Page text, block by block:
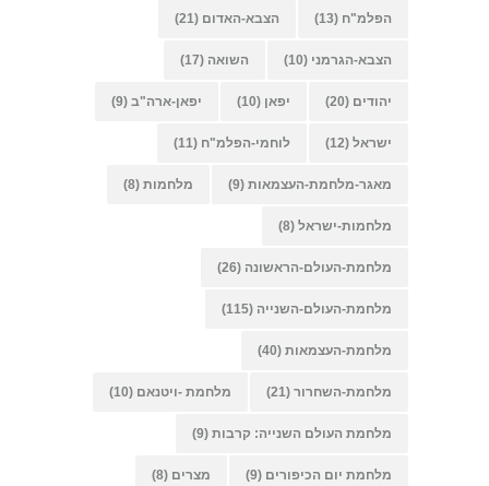
הפלמ"ח (13) הצבא-האדום (21)
הצבא-הגרמני (10) השואה (17)
יהודים (20) יפאן (10) יפאן-ארה"ב (9)
ישראל (12) לוחמי-הפלמ"ח (11)
מאגר-מלחמת-העצמאות (9) מלחמות (8)
מלחמות-ישראל (8)
מלחמת-העולם-הראשונה (26)
מלחמת-העולם-השנייה (115)
מלחמת-העצמאות (40)
מלחמת-השחרור (21) מלחמת -ויטנאם (10)
מלחמת העולם השנייה: קרבות (9)
מלחמת יום הכיפורים (9) מצרים (8)